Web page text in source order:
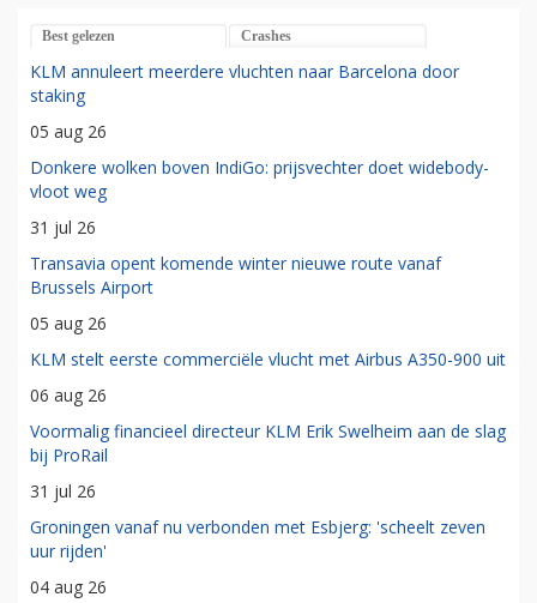
Best gelezen Crashes
KLM annuleert meerdere vluchten naar Barcelona door
staking
05 aug 26
Donkere wolken boven IndiGo: prijsvechter doet widebody-
vloot weg
31 jul 26
Transavia opent komende winter nieuwe route vanaf
Brussels Airport
05 aug 26
KLM stelt eerste commerciële vlucht met Airbus A350-900 uit
06 aug 26
Voormalig financieel directeur KLM Erik Swelheim aan de slag
bij ProRail
31 jul 26
Groningen vanaf nu verbonden met Esbjerg: 'scheelt zeven
uur rijden'
04 aug 26